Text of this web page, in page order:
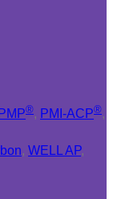
PMP®, PMI-ACP®,
, WELL AP,